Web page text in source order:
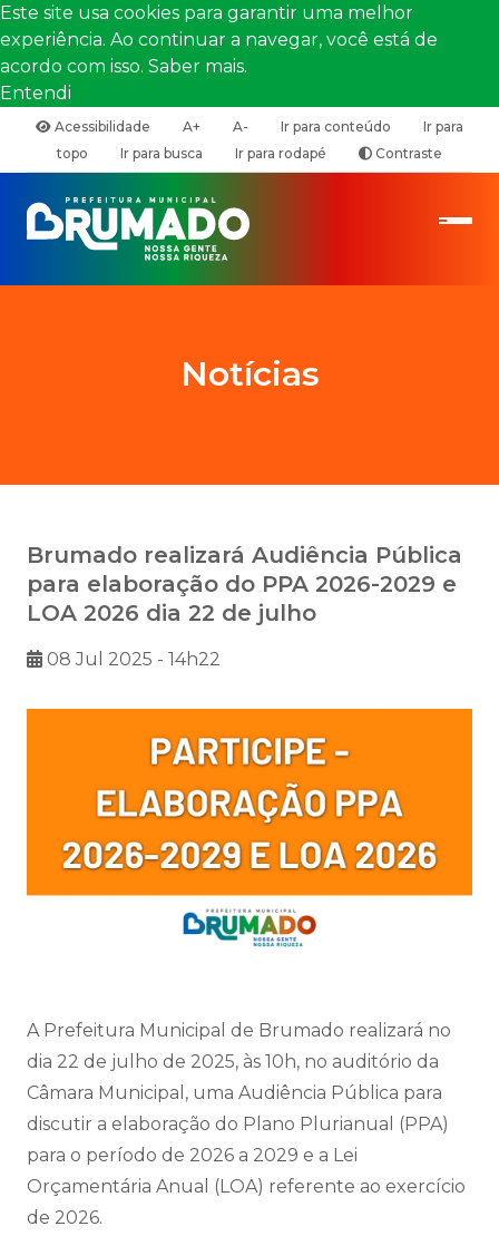
Este site usa cookies para garantir uma melhor
experiência. Ao continuar a navegar, você está de
acordo com isso. Saber mais.
Entendi
Acessibilidade A+ A- Ir para conteúdo
Ir para
topo
Ir para busca Ir para rodapé Contraste
Notícias
Brumado realizará Audiência Pública
para elaboração do PPA 2026-2029 e
LOA 2026 dia 22 de julho
08 Jul 2025 - 14h22
A Prefeitura Municipal de Brumado realizará no
dia 22 de julho de 2025, às 10h, no auditório da
Câmara Municipal, uma Audiência Pública para
discutir a elaboração do Plano Plurianual (PPA)
para o período de 2026 a 2029 e a Lei
Orçamentária Anual (LOA) referente ao exercício
de 2026.